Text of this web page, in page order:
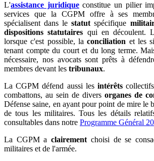
L'assistance juridiqueconstitue un pilier
services que la CGPM offre à ses
spécialisent dans lestatut spécifique
dispositions statutaires qui en découlent.
lorsque c'est possible, laconciliation et les
tenant compte du court et du long terme.
nécessaire, nos avocats sont prêts à
membres devant les tribunaux.
La CGPM défend aussi lesintérêts
combattons, au sein de divers organes de
Défense saine, en ayant pour point de mire le
de tous les militaires. Tous les détails
consultables dans notre Programme Général
La CGPM aclairement choisi de se
militaires et de l'armée.